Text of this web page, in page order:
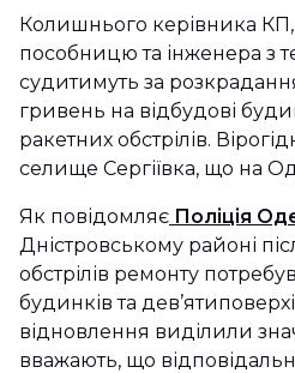
Колишнього керівника
пособницю та інженера з
судитимуть за
гривень на відбудові
ракетних обстрілів.
селище Сергіївка, що на
Як повідомляє Поліція
Дністровському районі
обстрілів ремонту
будинків та
відновлення виділили
вважають, що